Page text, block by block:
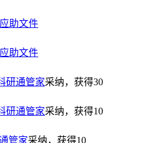
应助文件
应助文件
研通管家采纳，获得30
研通管家采纳，获得10
管家采纳，获得10